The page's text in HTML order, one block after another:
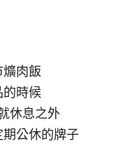
肉飯
的時候
休息之外
公休的牌子